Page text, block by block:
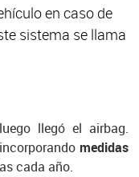
en caso de
sistema se llama
llegó el airbag.
medidas
cada año.